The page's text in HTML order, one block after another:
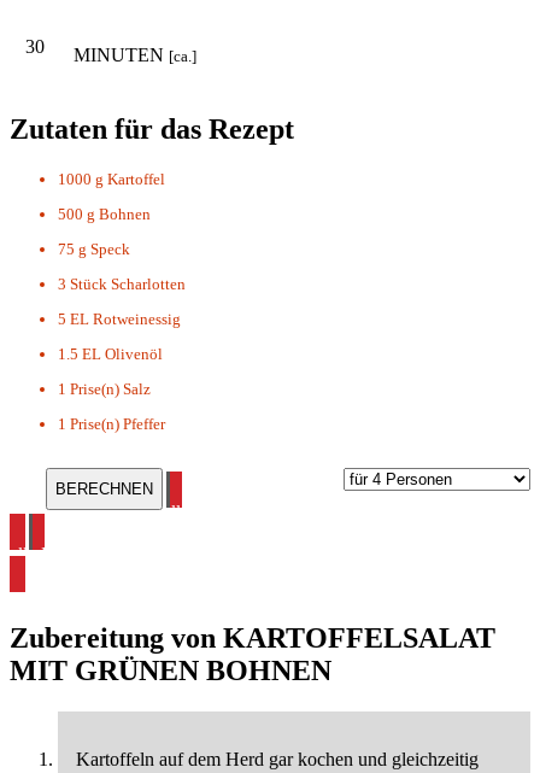
30 MINUTEN [ca.]
Zutaten für das Rezept
1000 g Kartoffel
500 g Bohnen
75 g Speck
3 Stück Scharlotten
5 EL Rotweinessig
1.5 EL Olivenöl
1 Prise(n) Salz
1 Prise(n) Pfeffer
alle Kartoffel Rezepte ansehen
alle Kartoffelsalat Rezepte ansehen
Zubereitung von KARTOFFELSALAT
MIT GRÜNEN BOHNEN
Kartoffeln auf dem Herd gar kochen und gleichzeitig